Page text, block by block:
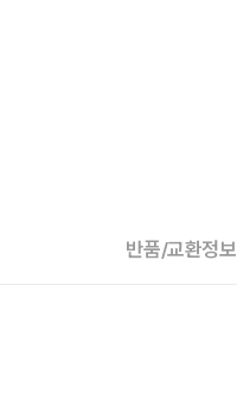
반품/교환정보